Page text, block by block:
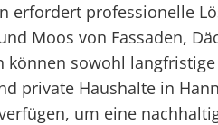
erfordert professionelle
Moos von Fassaden,
sowohl
private Haushalte in
um eine